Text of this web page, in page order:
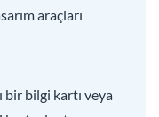
araçları
bir bilgi kartı veya